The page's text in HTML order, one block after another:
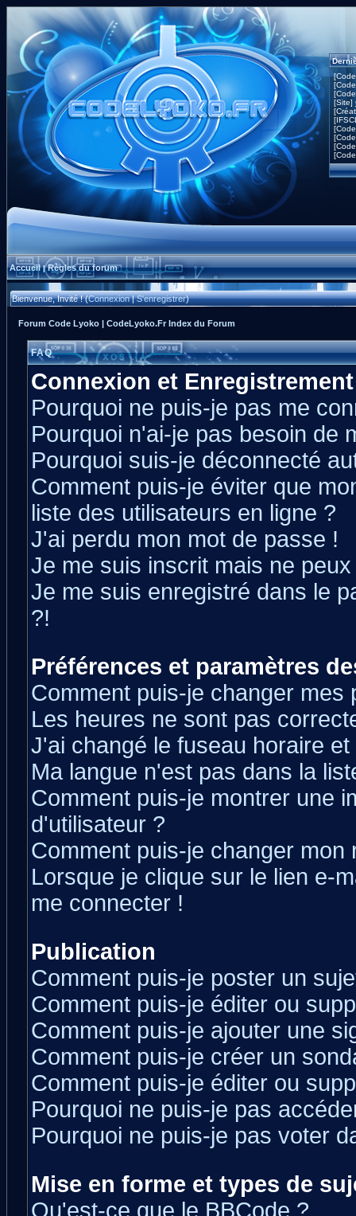
[Site]
Accueil|Règles du forum
Bienvenue, Invité ! (Connexion|S'enregistrer)
Forum Code Lyoko | CodeLyoko.Fr Index du Forum
FAQ
Connexion et Enregistrement
Pourquoi ne puis-je pas me
Pourquoi n'ai-je pas besoin de
Pourquoi suis-je déconnecté
Comment puis-je éviter que
liste des utilisateurs en ligne ?
J'ai perdu mon mot de passe !
Je me suis inscrit mais ne
Je me suis enregistré dans le
?!
Préférences et paramètres
Comment puis-je changer mes
Les heures ne sont pas
J'ai changé le fuseau horaire
Ma langue n'est pas dans la
Comment puis-je montrer une
d'utilisateur ?
Comment puis-je changer mon
Lorsque je clique sur le lien e-
me connecter !
Publication
Comment puis-je poster un
Comment puis-je éditer ou
Comment puis-je ajouter une
Comment puis-je créer un
Comment puis-je éditer ou
Pourquoi ne puis-je pas
Pourquoi ne puis-je pas voter
Mise en forme et types de
Qu'est-ce que le BBCode ?